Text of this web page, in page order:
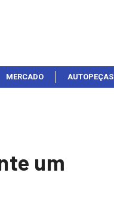
MERCADO AUTOPEÇAS
um